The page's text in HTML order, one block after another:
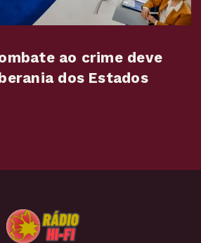
ao crime deve
dos Estados